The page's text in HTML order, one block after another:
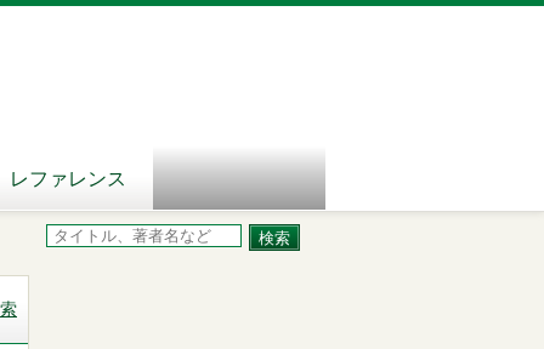
レファレンス